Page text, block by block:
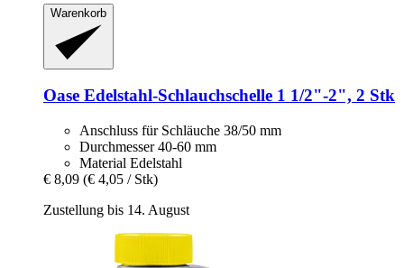
Warenkorb
Oase Edelstahl-​Schlauchschelle 1 1/2"-​2", 2 Stk
Anschluss für Schläuche 38/50 mm
Durchmesser 40-60 mm
Material Edelstahl
€ 8,09 (€ 4,05 / Stk)
Zustellung bis 14. August